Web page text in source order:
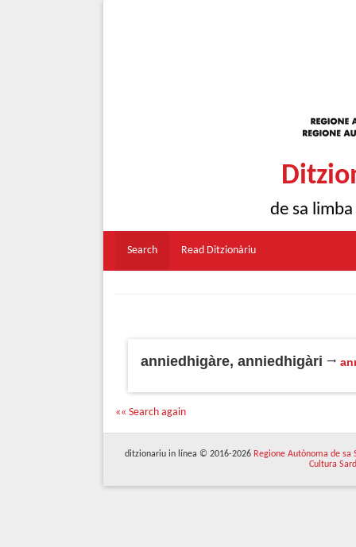
de sa
Search Read Ditzionàriu
anniedhigàre, anniedhigàri
«« Search again
ditzionariu in línea © 2016-2026 Regione Autònoma de sa
Cultura